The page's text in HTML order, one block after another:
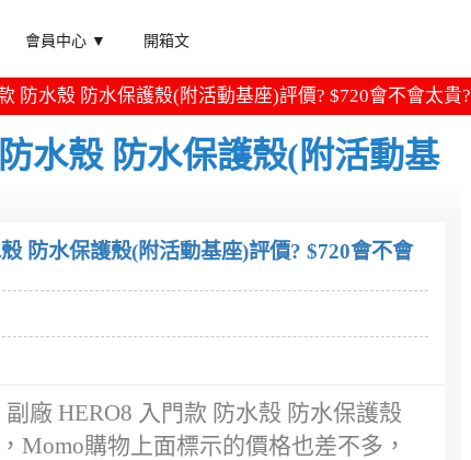
會員中心 ▼ 開箱文
防水殼 防水保護殼(附活動基座)評價? $720會不會太貴?
水殼 防水保護殼(附活動基
防水保護殼(附活動基座)評價? $720會不會
廠 HERO8 入門款 防水殼 防水保護殼
Momo購物上面標示的價格也差不多，